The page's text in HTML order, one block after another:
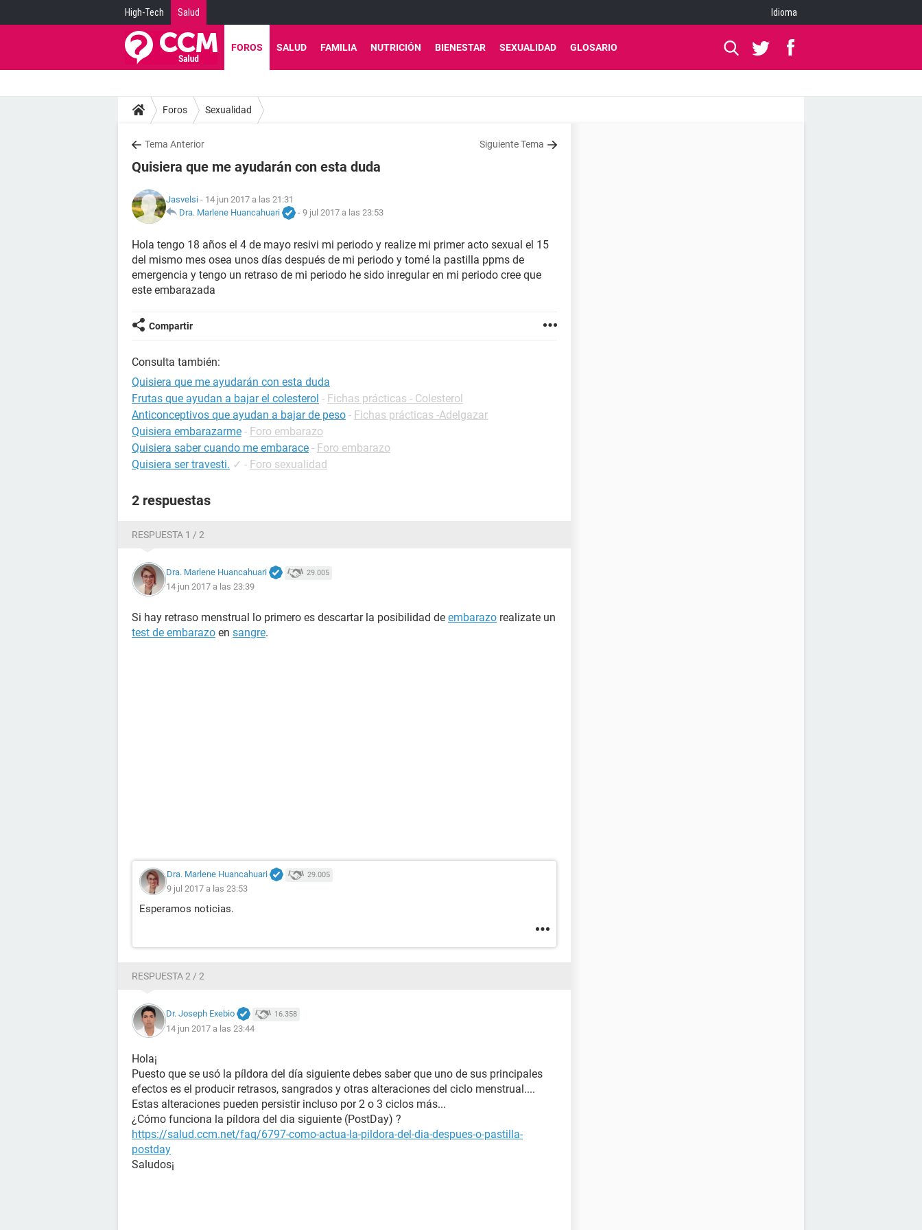
High-Tech Salud Idioma
FOROS SALUD FAMILIA NUTRICIÓN BIENESTAR SEXUALIDAD GLOSARIO
Foros Sexualidad
Tema Anterior Siguiente Tema
Quisiera que me ayudarán con esta duda
Jasvelsi - 14 jun 2017 a las 21:31
Dra. Marlene Huancahuari
- 9 jul 2017 a las 23:53
Hola tengo 18 años el 4 de mayo resivi mi periodo y realize mi primer acto sexual el 15
del mismo mes osea unos días después de mi periodo y tomé la pastilla ppms de
emergencia y tengo un retraso de mi periodo he sido inregular en mi periodo cree que
este embarazada
Compartir
Consulta también:
Quisiera que me ayudarán con esta duda
Frutas que ayudan a bajar el colesterol - Fichas prácticas - Colesterol
Anticonceptivos que ayudan a bajar de peso - Fichas prácticas -Adelgazar
Quisiera embarazarme - Foro embarazo
Quisiera saber cuando me embarace - Foro embarazo
Quisiera ser travesti. ✓ - Foro sexualidad
2 respuestas
RESPUESTA 1 / 2
Dra. Marlene Huancahuari 29.005
14 jun 2017 a las 23:39
Si hay retraso menstrual lo primero es descartar la posibilidad de embarazo realizate un
test de embarazo en sangre.
Dra. Marlene Huancahuari 29.005
9 jul 2017 a las 23:53
Esperamos noticias.
RESPUESTA 2 / 2
Dr. Joseph Exebio 16.358
14 jun 2017 a las 23:44
Hola¡
Puesto que se usó la píldora del día siguiente debes saber que uno de sus principales
efectos es el producir retrasos, sangrados y otras alteraciones del ciclo menstrual....
Estas alteraciones pueden persistir incluso por 2 o 3 ciclos más...
¿Cómo funciona la píldora del dia siguiente (PostDay) ?
https://salud.ccm.net/faq/6797-como-actua-la-pildora-del-dia-despues-o-pastilla-
postday
Saludos¡